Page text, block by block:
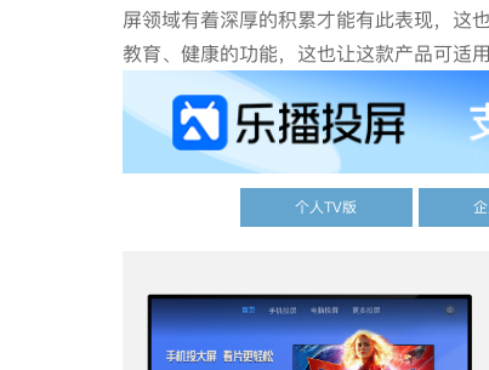
屏领域有着深厚的积累才能有此表现，这
教育、健康的功能，这也让这款产品可适
个人TV版